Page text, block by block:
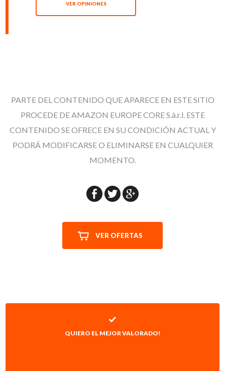
VER OPINIONES
PARTE DEL CONTENIDO QUE APARECE EN ESTE SITIO
PROCEDE DE AMAZON EUROPE CORE S.à.r.l. ESTE
CONTENIDO SE OFRECE EN SU CONDICIÓN ACTUAL Y
PODRÁ MODIFICARSE O ELIMINARSE EN CUALQUIER
MOMENTO.
VER OFERTAS
QUIERO EL MEJOR VALORADO!